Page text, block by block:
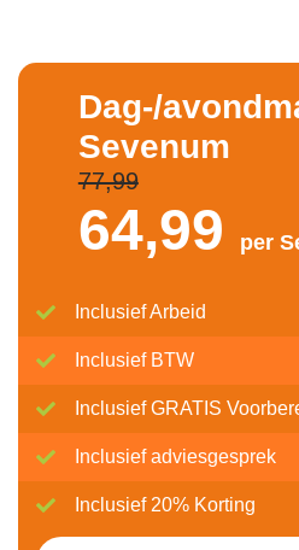
Dag-/
Sevenum
77,99
64,99 per
Inclusief Arbeid
Inclusief BTW
Inclusief GRATIS
Inclusief adviesgesprek
Inclusief 20% Korting